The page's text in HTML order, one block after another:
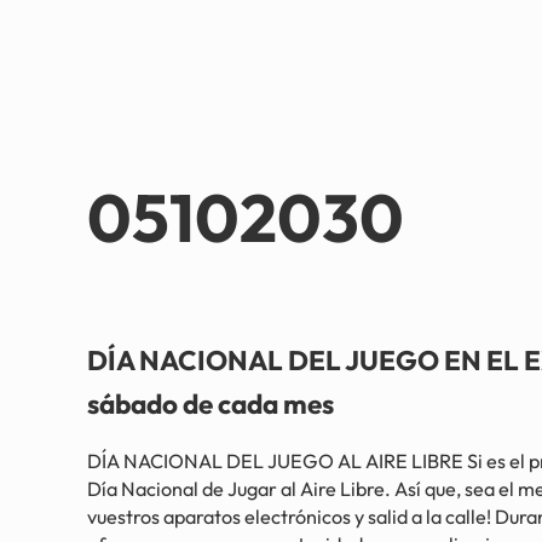
05102030
DÍA NACIONAL DEL JUEGO EN EL
sábado de cada mes
DÍA NACIONAL DEL JUEGO AL AIRE LIBRE Si es el
Día Nacional de Jugar al Aire Libre. Así que, sea el
vuestros aparatos electrónicos y salid a la calle!